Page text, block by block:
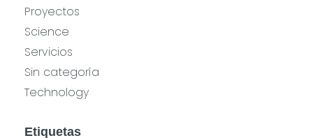
Proyectos
Science
Servicios
Sin categoría
Technology
Etiquetas